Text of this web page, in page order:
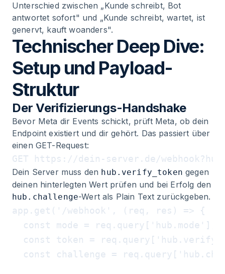
Unterschied zwischen „Kunde schreibt, Bot
antwortet sofort" und „Kunde schreibt, wartet, ist
genervt, kauft woanders".
Technischer Deep Dive:
Setup und Payload-
Struktur
Der Verifizierungs-Handshake
Bevor Meta dir Events schickt, prüft Meta, ob dein
Endpoint existiert und dir gehört. Das passiert über
einen GET-Request:
Dein Server muss den hub.verify_token gegen
deinen hinterlegten Wert prüfen und bei Erfolg den
hub.challenge-Wert als Plain Text zurückgeben.
app.get('/webhook', (req, res) => {
  const mode = req.query['hub.mode'];
const token =
const challenge =